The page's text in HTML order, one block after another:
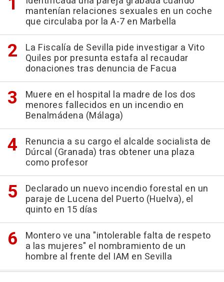
mantenían relaciones sexuales en un coche
que circulaba por la A-7 en Marbella
La Fiscalía de Sevilla pide investigar a Vito
Quiles por presunta estafa al recaudar
donaciones tras denuncia de Facua
Muere en el hospital la madre de los dos
menores fallecidos en un incendio en
Benalmádena (Málaga)
Renuncia a su cargo el alcalde socialista de
Dúrcal (Granada) tras obtener una plaza
como profesor
Declarado un nuevo incendio forestal en un
paraje de Lucena del Puerto (Huelva), el
quinto en 15 días
Montero ve una "intolerable falta de respeto
a las mujeres" el nombramiento de un
hombre al frente del IAM en Sevilla